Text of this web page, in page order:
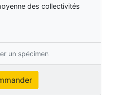
des collectivités
un spécimen